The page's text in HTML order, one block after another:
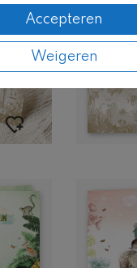
Accepteren
Weigeren